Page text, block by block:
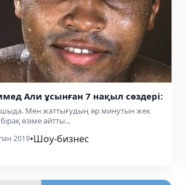
Али ұсынған 7 нақыл сөздері:
шыда. Мен жаттығудың әр минутын жек
өзіме айтты...
2019•Шоу-бизнес